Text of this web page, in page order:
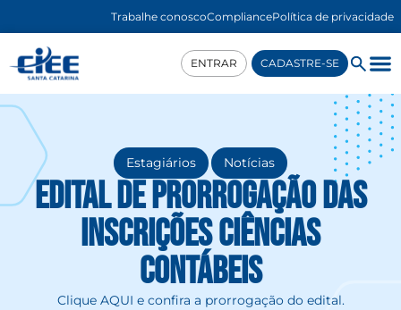
Trabalhe conoscoCompliancePolítica de privacidade
ENTRAR CADASTRE-SE
Estagiários , Notícias
Edital de prorrogação das
inscrições Ciências
Contábeis
Clique AQUI e confira a prorrogação do edital.